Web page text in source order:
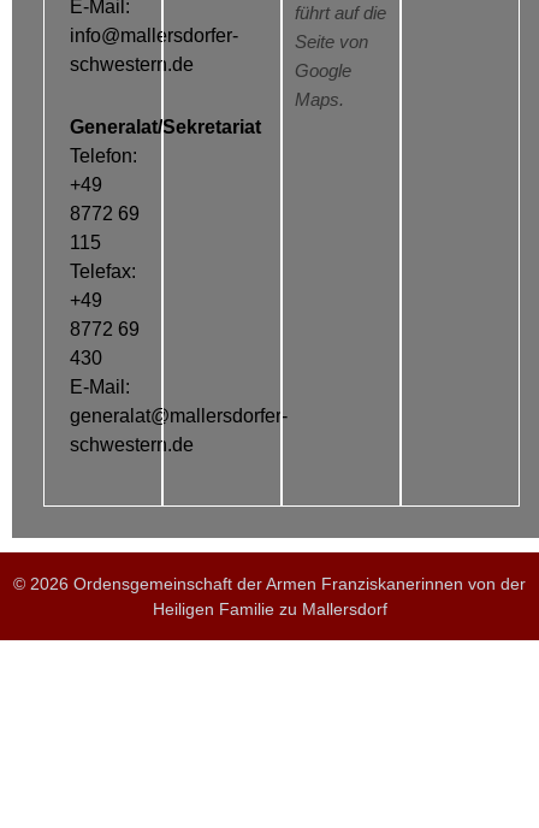
E-Mail:
info@mallersdorfer-
schwestern.de
Generalat/Sekretariat
Telefon:
+49
8772 69
115
Telefax:
+49
8772 69
430
E-Mail:
generalat@mallersdorfer-
schwestern.de
führt auf die
Seite von
Google
Maps.
© 2026 Ordensgemeinschaft der Armen Franziskanerinnen von der
Heiligen Familie zu Mallersdorf